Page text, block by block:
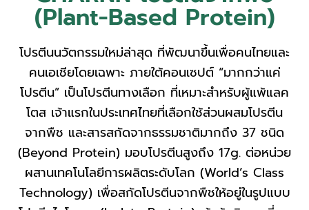
(Plant-Based Protein)
โปรตีนนวัตกรรมใหม่ล่าสุด ที่พัฒนาขึ้นเพื่อคนไทยและ
คนเอเชียโดยเฉพาะ ภายใต้คอนเซปต์ “มากกว่าแค่
โปรตีน” เป็นโปรตีนทางเลือก ที่เหมาะสำหรับผู้แพ้แลค
โตส เจ้าแรกในประเทศไทยที่เลือกใช้ส่วนผสมโปรตีน
จากพืช และสารสกัดจากธรรมชาติมากถึง 37 ชนิด
(Beyond Protein) มอบโปรตีนสูงถึง 17g. ต่อหน่วย
ผสานเทคโนโลยีการผลิตระดับโลก (World’s Class
Technology) เพื่อสกัดโปรตีนจากพืชให้อยู่ในรูปแบบ